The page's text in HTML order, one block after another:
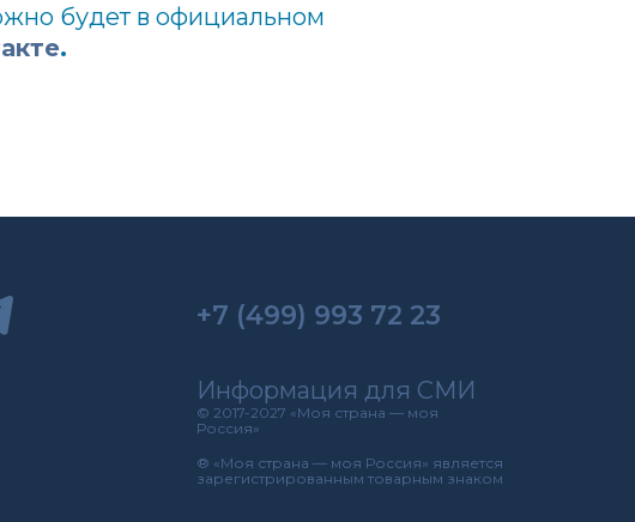
будет в официальном
.
+7 (499) 993 72 23
Информация для СМИ
© 2017-2027 «Моя страна — моя
Россия»
® «Моя страна — моя Россия» является
зарегистрированным товарным знаком